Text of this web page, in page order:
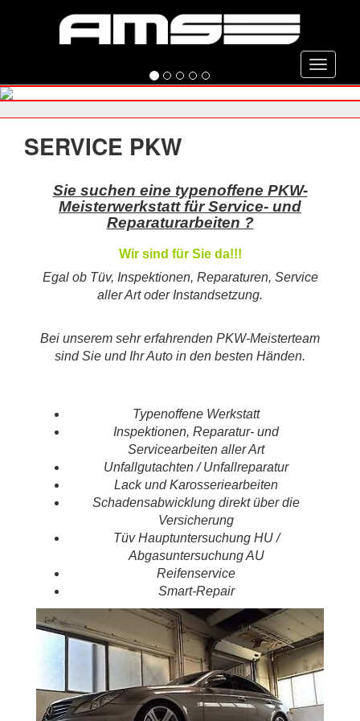
Toggle
SERVICE PKW
Sie suchen eine typenoffene PKW-
Meisterwerkstatt für Service- und
Reparaturarbeiten ?
Wir sind für Sie da!!!
Egal ob Tüv, Inspektionen, Reparaturen, Service
aller Art oder Instandsetzung.
Bei unserem sehr erfahrenden PKW-Meisterteam
sind Sie und Ihr Auto in den besten Händen.
Typenoffene Werkstatt
Inspektionen, Reparatur- und
Servicearbeiten aller Art
Unfallgutachten / Unfallreparatur
Lack und Karosseriearbeiten
Schadensabwicklung direkt über die
Versicherung
Tüv Hauptuntersuchung HU /
Abgasuntersuchung AU
Reifenservice
Smart-Repair